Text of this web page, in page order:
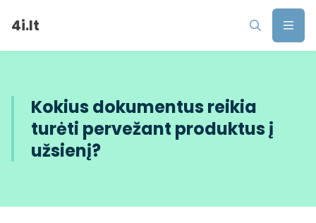
4i.lt
Kokius dokumentus reikia
turėti pervežant produktus į
užsienį?